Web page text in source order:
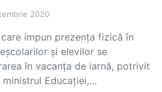
2020
impun prezența fizică în
și elevilor se
în vacanța de iarnă, potrivit
Educației,…